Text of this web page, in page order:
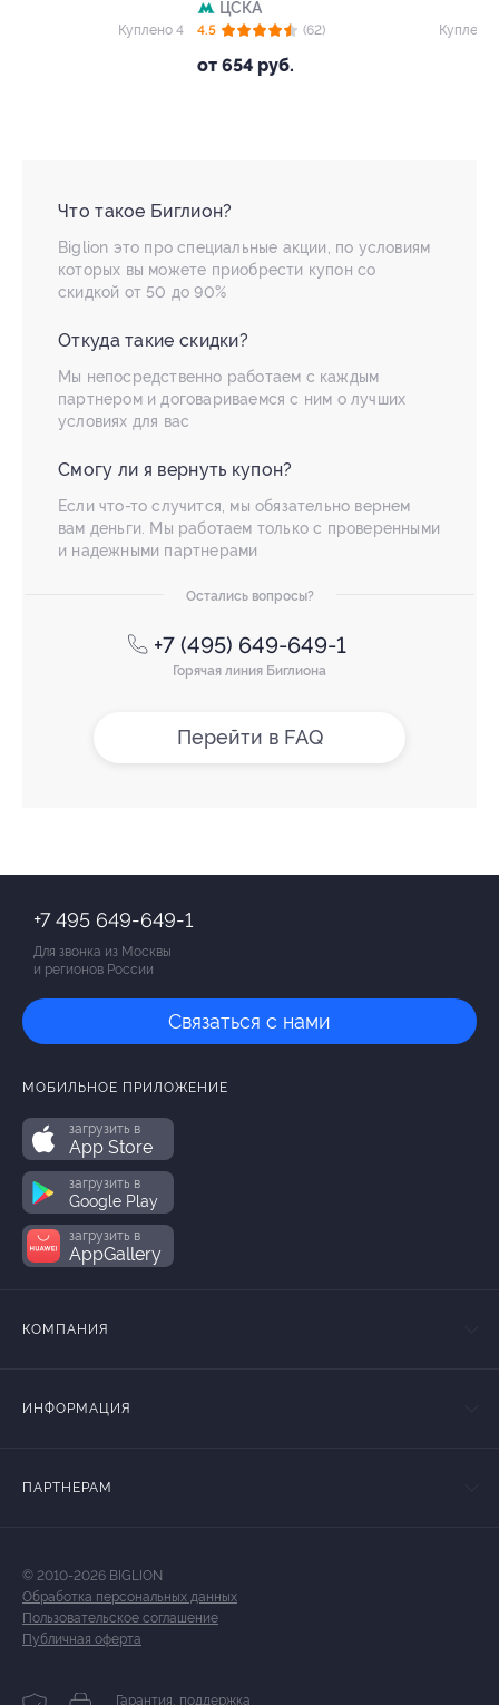
(62) Куплено 3 462
Что такое Биглион?
Biglion это про специальные акции, по условиям
которых вы можете приобрести купон со
скидкой от 50 до 90%
Откуда такие скидки?
Мы непосредственно работаем с каждым
партнером и договариваемся с ним о лучших
условиях для вас
Смогу ли я вернуть купон?
Если что-то случится, мы обязательно вернем
вам деньги. Мы работаем только с проверенными
и надежными партнерами
Остались вопросы?
+7 (495) 649-649-1
Горячая линия Биглиона
Перейти в FAQ
+7 495 649-649-1
Для звонка из Москвы
и регионов России
Связаться с нами
МОБИЛЬНОЕ ПРИЛОЖЕНИЕ
загрузить в
App Store
загрузить в
Google Play
загрузить в
AppGallery
КОМПАНИЯ
ИНФОРМАЦИЯ
ПАРТНЕРАМ
© 2010-2026 BIGLION
Обработка персональных данных
Пользовательское соглашение
Публичная оферта
Гарантия, поддержка